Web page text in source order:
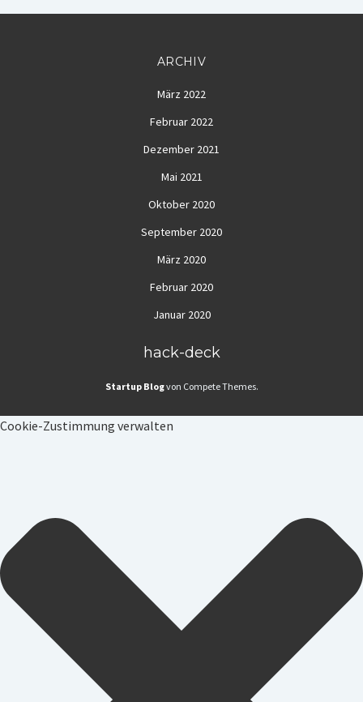
ARCHIV
März 2022
Februar 2022
Dezember 2021
Mai 2021
Oktober 2020
September 2020
März 2020
Februar 2020
Januar 2020
hack-deck
Startup Blogvon Compete Themes.
Cookie-Zustimmung verwalten